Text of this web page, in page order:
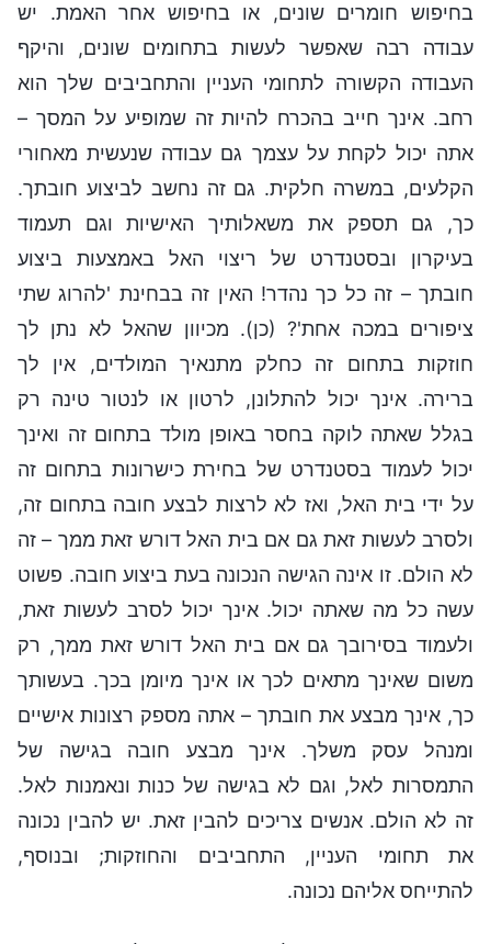
בחיפוש חומרים שונים, או בחיפוש אחר האמת. יש
עבודה רבה שאפשר לעשות בתחומים שונים, והיקף
העבודה הקשורה לתחומי העניין והתחביבים שלך הוא
רחב. אינך חייב בהכרח להיות זה שמופיע על המסך –
אתה יכול לקחת על עצמך גם עבודה שנעשית מאחורי
הקלעים, במשרה חלקית. גם זה נחשב לביצוע חובתך.
כך, גם תספק את משאלותיך האישיות וגם תעמוד
בעיקרון ובסטנדרט של ריצוי האל באמצעות ביצוע
חובתך – זה כל כך נהדר! האין זה בבחינת 'להרוג שתי
ציפורים במכה אחת'? (כן). מכיוון שהאל לא נתן לך
חוזקות בתחום זה כחלק מתנאיך המולדים, אין לך
ברירה. אינך יכול להתלונן, לרטון או לנטור טינה רק
בגלל שאתה לוקה בחסר באופן מולד בתחום זה ואינך
יכול לעמוד בסטנדרט של בחירת כישרונות בתחום זה
על ידי בית האל, ואז לא לרצות לבצע חובה בתחום זה,
ולסרב לעשות זאת גם אם בית האל דורש זאת ממך – זה
לא הולם. זו אינה הגישה הנכונה בעת ביצוע חובה. פשוט
עשה כל מה שאתה יכול. אינך יכול לסרב לעשות זאת,
ולעמוד בסירובך גם אם בית האל דורש זאת ממך, רק
משום שאינך מתאים לכך או אינך מיומן בכך. בעשותך
כך, אינך מבצע את חובתך – אתה מספק רצונות אישיים
ומנהל עסק משלך. אינך מבצע חובה בגישה של
התמסרות לאל, וגם לא בגישה של כנות ונאמנות לאל.
זה לא הולם. אנשים צריכים להבין זאת. יש להבין נכונה
את תחומי העניין, התחביבים והחוזקות; ובנוסף,
להתייחס אליהם נכונה.